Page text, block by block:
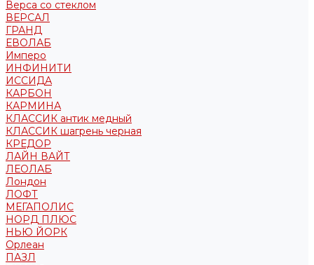
Верса со стеклом
ВЕРСАЛ
ГРАНД
ЕВОЛАБ
Имперо
ИНФИНИТИ
ИССИДА
КАРБОН
КАРМИНА
КЛАССИК антик медный
КЛАССИК шагрень черная
КРЕДОР
ЛАЙН ВАЙТ
ЛЕОЛАБ
Лондон
ЛОФТ
МЕГАПОЛИС
НОРД ПЛЮС
НЬЮ ЙОРК
Орлеан
ПАЗЛ